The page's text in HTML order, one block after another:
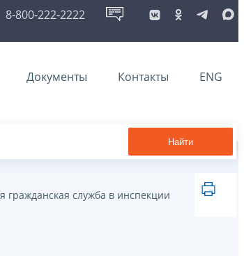
8-800-222-2222
Документы Контакты ENG
Найти
гражданская служба в инспекции